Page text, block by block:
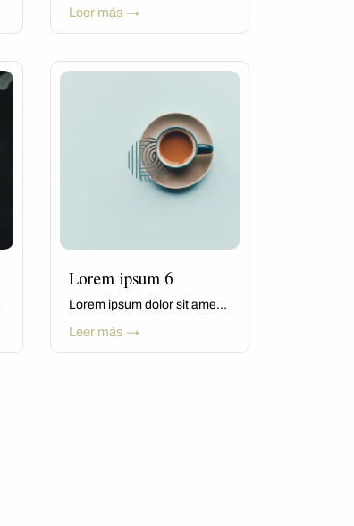
Leer más →
Lorem ipsum 6
Lorem ipsum dolor sit ame...
Leer más →